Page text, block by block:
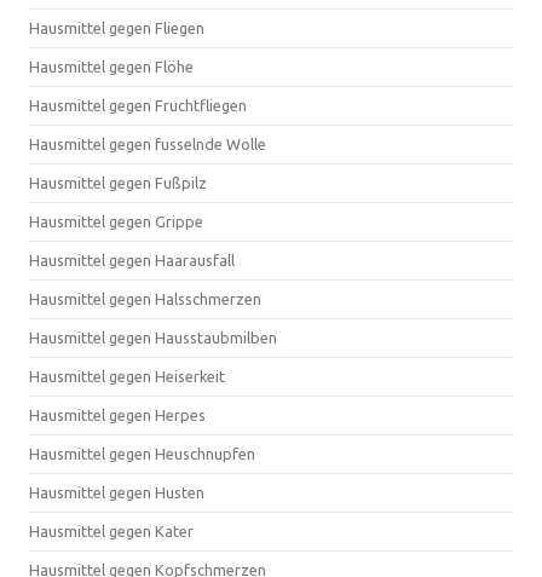
Hausmittel gegen Fliegen
Hausmittel gegen Flöhe
Hausmittel gegen Fruchtfliegen
Hausmittel gegen fusselnde Wolle
Hausmittel gegen Fußpilz
Hausmittel gegen Grippe
Hausmittel gegen Haarausfall
Hausmittel gegen Halsschmerzen
Hausmittel gegen Hausstaubmilben
Hausmittel gegen Heiserkeit
Hausmittel gegen Herpes
Hausmittel gegen Heuschnupfen
Hausmittel gegen Husten
Hausmittel gegen Kater
Hausmittel gegen Kopfschmerzen